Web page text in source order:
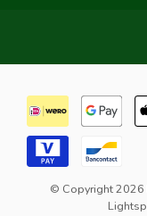
© Copyright 2026